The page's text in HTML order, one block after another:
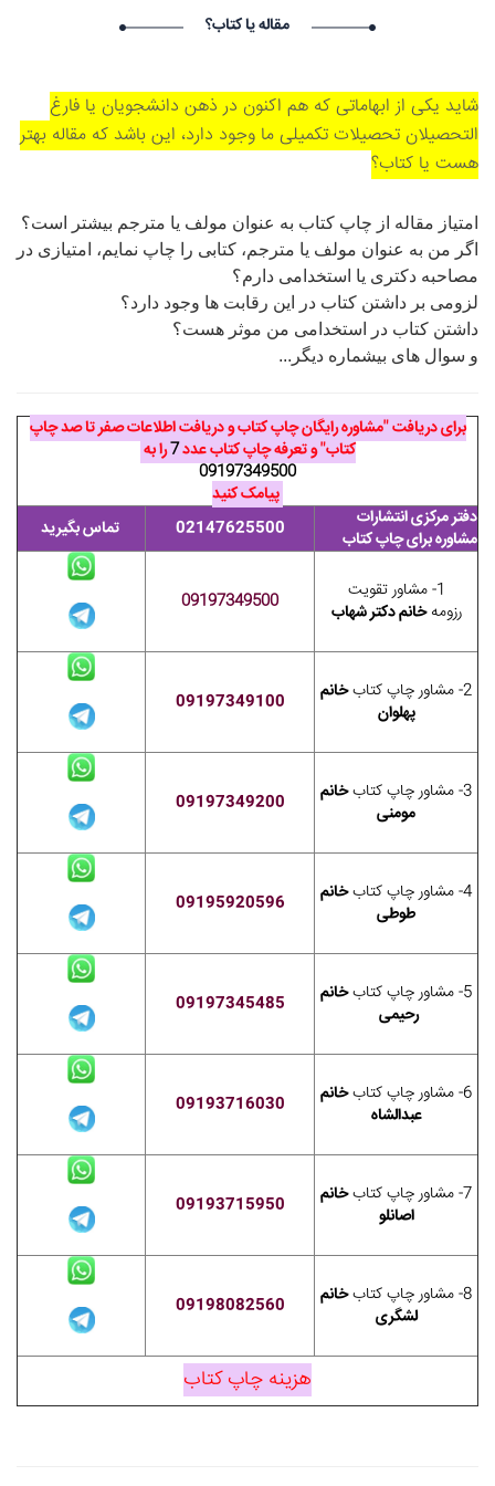
۱۴۰۵/۵/۱۶
Narkolog na dom_ouOn Narkolog na dom_ouOn گرامی :
درخواست استخدام شما با موفقیت انجام شد ساعت ۳:۱۶:۴۱ تاریخ
۱۴۰۵/۵/۱۶
درخواست استخدام شما با موفقیت انجام شد ساعت ۲۳:۳۴:۴۶ تاریخ
۱۴۰۵/۵/۱۵
مقاله یا کتاب؟
شاید یکی از ابهاماتی که هم اکنون در ذهن دانشجویان یا فارغ
التحصیلان تحصیلات تکمیلی ما وجود دارد، این باشد که مقاله بهتر
هست یا کتاب؟
امتیاز مقاله از چاپ کتاب به عنوان مولف یا مترجم بیشتر است؟
اگر من به عنوان مولف یا مترجم، کتابی را چاپ نمایم، امتیازی در
مصاحبه دکتری یا استخدامی دارم؟
لزومی بر داشتن کتاب در این رقابت ها وجود دارد؟
داشتن کتاب در استخدامی من موثر هست؟
و سوال های بیشماره دیگر...
برای دریافت "مشاوره رایگان چاپ کتاب و دریافت اطلاعات صفر تا صد چاپ
کتاب" و تعرفه چاپ کتاب عدد7را به
09197349500
پیامک کنید
دفتر مرکزی انتشارات
مشاوره برای چاپ کتاب
02147625500 تماس بگیرید
1- مشاور تقویت
رزومهخانم دکتر شهاب 09197349500
2- مشاور چاپ کتاب
خانم
پهلوان
09197349100
3- مشاور چاپ کتاب
خانم
مومنی
09197349200
4- مشاور چاپ کتاب
خانم
طوطی
09195920596
5- مشاور چاپ کتاب
خانم
رحیمی
09197345485
6- مشاور چاپ کتاب
خانم
عبدالشاه
09193716030
7- مشاور چاپ کتاب
خانم
اصانلو
09193715950
8- مشاور چاپ کتاب
خانم
لشگری
09198082560
هزینه چاپ کتاب